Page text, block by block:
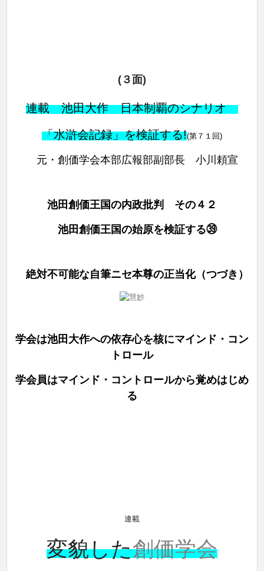
(３面)
連載 池田大作 日本制覇のシナリオ
「水滸会記録」を検証する!(第７１ 回)
元・創価学会本部広報部副部長 小川頼宣
池田創価王国の内政批判 その４２
池田創価王国の始原を検証する㊴
絶対不可能な自筆ニセ本尊の正当化（つづき）
学会は池田大作への依存心を核にマインド・コン
トロール
学会員はマインド・コントロールから覚めはじめ
る
連載
変貌した創価学会